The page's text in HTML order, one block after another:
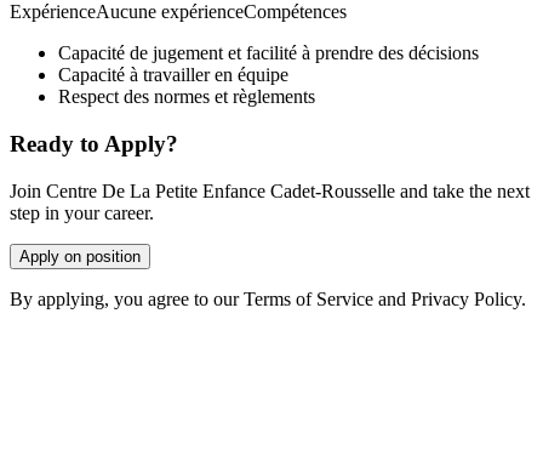
ExpérienceAucune expérienceCompétences
Capacité de jugement et facilité à prendre des décisions
Capacité à travailler en équipe
Respect des normes et règlements
Ready to Apply?
Join Centre De La Petite Enfance Cadet-Rousselle and take the next
step in your career.
Apply on position
By applying, you agree to our Terms of Service and Privacy Policy.